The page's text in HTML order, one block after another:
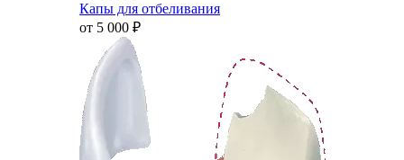
Капы для отбеливания
от 5 000 ₽